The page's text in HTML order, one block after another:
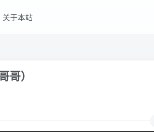
关于本站
哥）